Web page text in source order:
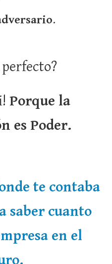
.
Porque la
es Poder.
te contaba
saber cuanto
en el